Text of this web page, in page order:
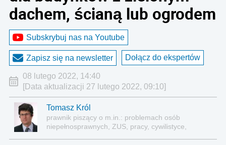
dachem, ścianą lub ogrodem
Subskrybuj nas na Youtube
Zapisz się na newsletter Dołącz do ekspertów
08 lutego 2022, 14:40
[Data aktualizacji 27 lutego 2022, 09:10]
Tomasz Król
prawnik piszący o m.in.: problemach osób
niepełnosprawnych, ZUS, pracy, cywilistyce,